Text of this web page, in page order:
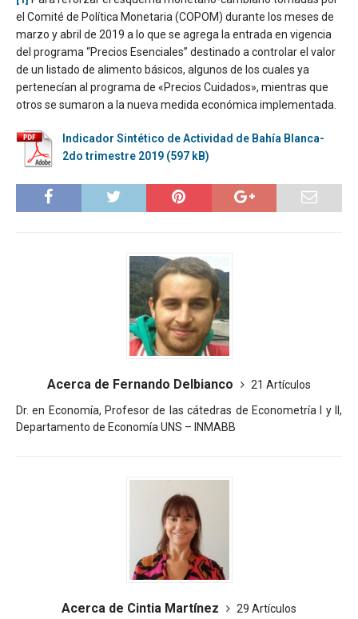
el Comité de Política Monetaria (COPOM) durante los meses de
marzo y abril de 2019 a lo que se agrega la entrada en vigencia
del programa “Precios Esenciales” destinado a controlar el valor
de un listado de alimento básicos, algunos de los cuales ya
pertenecían al programa de «Precios Cuidados», mientras que
otros se sumaron a la nueva medida económica implementada.
Indicador Sintético de Actividad de Bahía Blanca-
2do trimestre 2019
Acerca de Fernando Delbianco
21 Artículos
Dr. en Economía, Profesor de las cátedras de Econometría I y II,
Departamento de Economía UNS – INMABB
Acerca de Cintia Martínez
29 Artículos